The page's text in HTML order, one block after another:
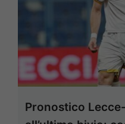
Pronostico